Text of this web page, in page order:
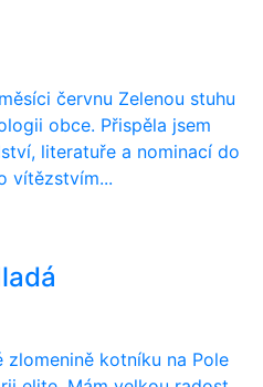
červnu Zelenou stuhu
obce. Přispěla jsem
literatuře a nominací do
vítězstvím...
kotníku na Pole